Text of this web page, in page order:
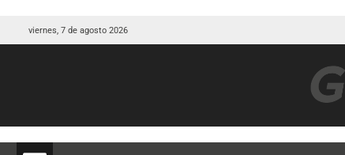
viernes, 7 de agosto 2026